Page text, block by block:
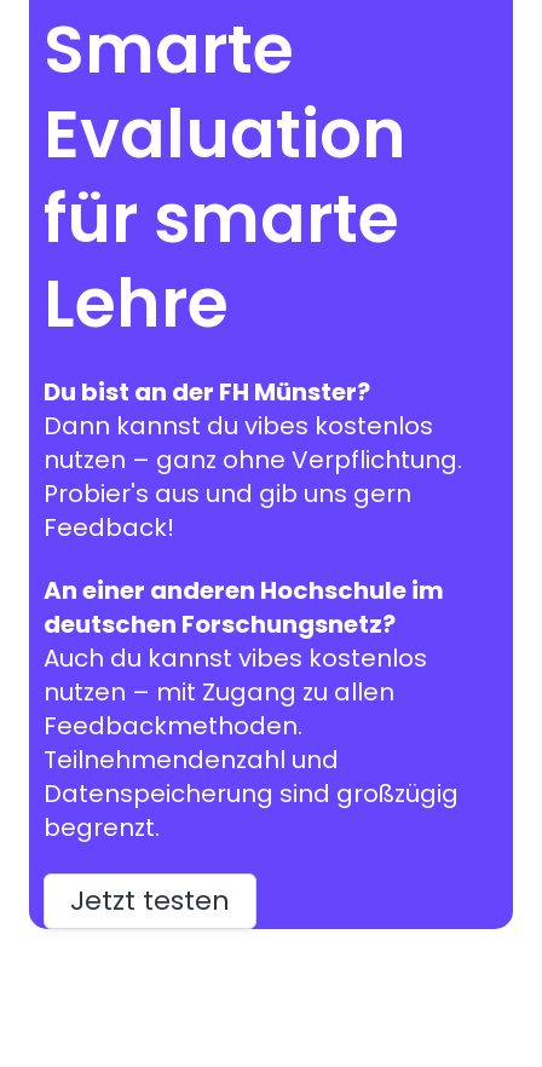
Smarte
Evaluation
für smarte
Lehre
Du bist an der FH Münster?
Dann kannst du vibes kostenlos
nutzen – ganz ohne Verpflichtung.
Probier's aus und gib uns gern
Feedback!
An einer anderen Hochschule im
deutschen Forschungsnetz?
Auch du kannst vibes kostenlos
nutzen – mit Zugang zu allen
Feedbackmethoden.
Teilnehmendenzahl und
Datenspeicherung sind großzügig
begrenzt.
Jetzt testen